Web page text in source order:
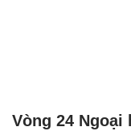
Vòng 24 Ngoại